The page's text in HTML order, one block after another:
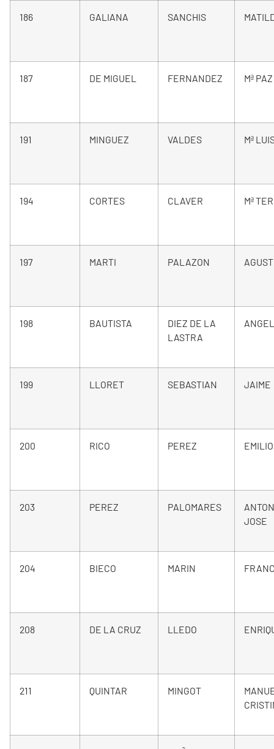
186 GALIANA SANCHIS
187 DE MIGUEL FERNANDEZ Mª PAZ
191 MINGUEZ VALDES Mª
194 CORTES CLAVER Mª
197 MARTI PALAZON
198 BAUTISTA
DIEZ DE LA
LASTRA
ANGEL
199 LLORET SEBASTIAN JAIME
200 RICO PEREZ EMILIO
203 PEREZ PALOMARES
JOSE
204 BIECO MARIN
208 DE LA CRUZ LLEDO
211 QUINTAR MINGOT